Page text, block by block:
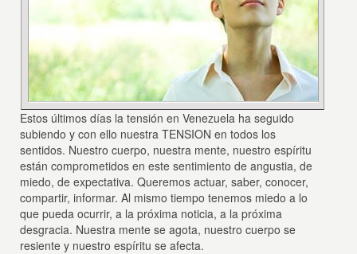
Estos últimos días la tensión en Venezuela ha seguido
subiendo y con ello nuestra TENSION en todos los
sentidos. Nuestro cuerpo, nuestra mente, nuestro espíritu
están comprometidos en este sentimiento de angustia, de
miedo, de expectativa. Queremos actuar, saber, conocer,
compartir, informar. Al mismo tiempo tenemos miedo a lo
que pueda ocurrir, a la próxima noticia, a la próxima
desgracia. Nuestra mente se agota, nuestro cuerpo se
resiente y nuestro espíritu se afecta.